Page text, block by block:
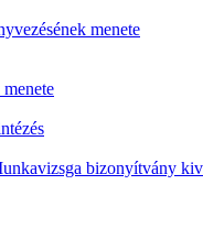
menete
bizonyítvány